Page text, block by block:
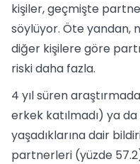
kişiler, geçmişte
söylüyor. Öte yandan,
diğer kişilere göre
riski daha fazla.
4 yıl süren
erkek katılmadı) ya
yaşadıklarına dair
partnerleri (yüzde